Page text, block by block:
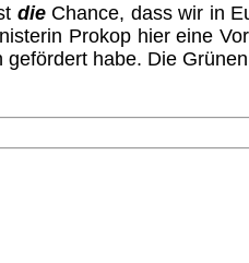
dieChance, dass wir in
Prokop hier eine
gefördert habe. Die